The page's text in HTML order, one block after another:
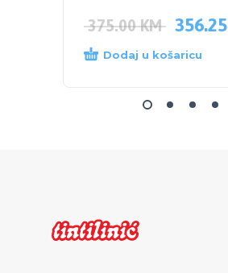
375.00KM 356.25
Dodaj u košaricu